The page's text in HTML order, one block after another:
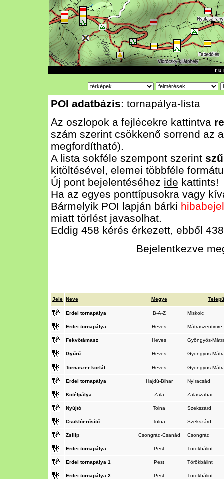
t u
POI adatbázis: tornapálya-lista
Az oszlopok a fejlécekre kattintva
szám szerint csökkenő sorrend az
megfordítható).
A lista sokféle szempont szerint
kitöltésével, elemei többféle
Új pont bejelentéséhez ide kattints!
Ha az egyes ponttípusokra vagy
Bármelyik POI lapján bárki
miatt törlést javasolhat.
Eddig 458 kérés érkezett, ebből
Bejelentkezve
Jele Neve Megye
Erdei tornapálya B-A-Z Miskolc
Erdei tornapálya Heves
Fekvőtámasz Heves Gyöngyös-
Gyűrű Heves Gyöngyös-
Tornaszer korlát Heves Gyöngyös-
Erdei tornapálya Hajdú-Bihar Nyíracsád
Kötélpálya Zala Zalaszabar
Nyújtó Tolna Szekszárd
Csuklóerősítő Tolna Szekszárd
Zsilip Csongrád-Csanád Csongrád
Erdei tornapálya Pest Törökbálint
Erdei tornapálya 1 Pest Törökbálint
Erdei tornapálya 2 Pest Törökbálint